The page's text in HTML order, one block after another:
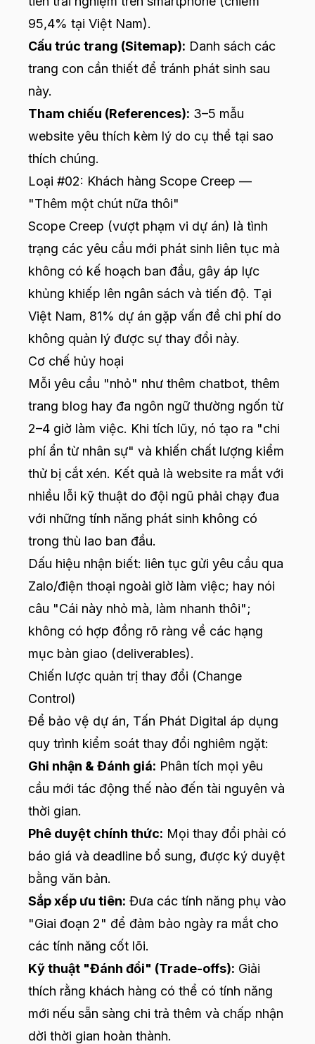
95,4% tại Việt Nam).
Cấu trúc trang (Sitemap): Danh sách các
trang con cần thiết để tránh phát sinh sau
này.
Tham chiếu (References): 3–5 mẫu
website yêu thích kèm lý do cụ thể tại sao
thích chúng.
Loại #02: Khách hàng Scope Creep —
"Thêm một chút nữa thôi"
Scope Creep (vượt phạm vi dự án) là tình
trạng các yêu cầu mới phát sinh liên tục mà
không có kế hoạch ban đầu, gây áp lực
khủng khiếp lên ngân sách và tiến độ. Tại
Việt Nam, 81% dự án gặp vấn đề chi phí do
không quản lý được sự thay đổi này.
Cơ chế hủy hoại
Mỗi yêu cầu "nhỏ" như thêm chatbot, thêm
trang blog hay đa ngôn ngữ thường ngốn từ
2–4 giờ làm việc. Khi tích lũy, nó tạo ra "chi
phí ẩn từ nhân sự" và khiến chất lượng kiểm
thử bị cắt xén. Kết quả là website ra mắt với
nhiều lỗi kỹ thuật do đội ngũ phải chạy đua
với những tính năng phát sinh không có
trong thù lao ban đầu.
Dấu hiệu nhận biết: liên tục gửi yêu cầu qua
Zalo/điện thoại ngoài giờ làm việc; hay nói
câu "Cái này nhỏ mà, làm nhanh thôi";
không có hợp đồng rõ ràng về các hạng
mục bàn giao (deliverables).
Chiến lược quản trị thay đổi (Change
Control)
Để bảo vệ dự án, Tấn Phát Digital áp dụng
quy trình kiểm soát thay đổi nghiêm ngặt:
Ghi nhận & Đánh giá: Phân tích mọi yêu
cầu mới tác động thế nào đến tài nguyên và
thời gian.
Phê duyệt chính thức: Mọi thay đổi phải có
báo giá và deadline bổ sung, được ký duyệt
bằng văn bản.
Sắp xếp ưu tiên: Đưa các tính năng phụ vào
"Giai đoạn 2" để đảm bảo ngày ra mắt cho
các tính năng cốt lõi.
Kỹ thuật "Đánh đổi" (Trade-offs): Giải
thích rằng khách hàng có thể có tính năng
mới nếu sẵn sàng chi trả thêm và chấp nhận
dời thời gian hoàn thành.